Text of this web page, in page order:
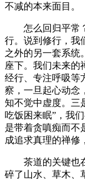
不减的本来面目。
怎么回归平常？
行。说到修行，我
之外的另一套系统
座下。我们未来的
经行、专注呼吸等
察，一旦起心动念
知不觉中虚度。三
吃饭困来眠”，我
是带着贪嗔痴而不
成追求真理的禅修
茶道的关键也在
碎了山水、草木、